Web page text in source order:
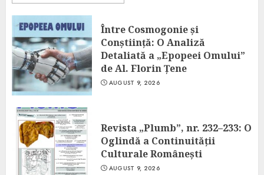
Între Cosmogonie și
Conștiință: O Analiză
Detaliată a „Epopeei Omului”
de Al. Florin Țene
AUGUST 9, 2026
Revista „Plumb”, nr. 232–233: O
Oglindă a Continuității
Culturale Românești
AUGUST 9, 2026